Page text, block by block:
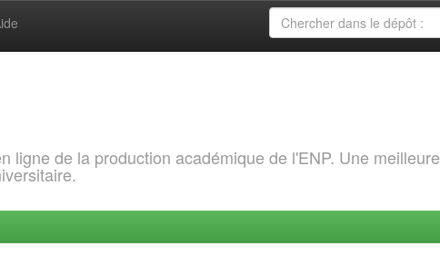
ligne de la production académique de l'ENP. Une meilleure